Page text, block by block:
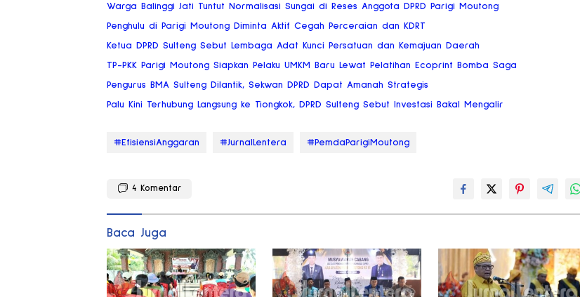
Warga Balinggi Jati Tuntut Normalisasi Sungai di Reses Anggota DPRD Parigi Moutong
Penghulu di Parigi Moutong Diminta Aktif Cegah Perceraian dan KDRT
Ketua DPRD Sulteng Sebut Lembaga Adat Kunci Persatuan dan Kemajuan Daerah
TP-PKK Parigi Moutong Siapkan Pelaku UMKM Baru Lewat Pelatihan Ecoprint Bomba Saga
Pengurus BMA Sulteng Dilantik, Sekwan DPRD Dapat Amanah Strategis
Palu Kini Terhubung Langsung ke Tiongkok, DPRD Sulteng Sebut Investasi Bakal Mengalir
#EfisiensiAnggaran #JurnalLentera #PemdaParigiMoutong
4 Komentar
Baca Juga